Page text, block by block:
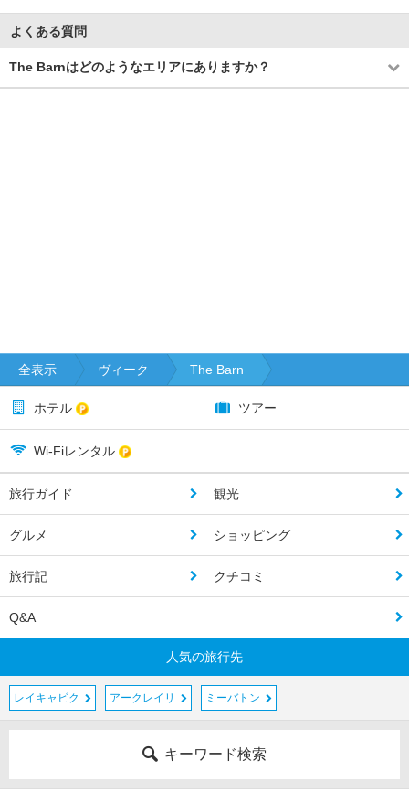
よくある質問
The Barnはどのようなエリアにありますか？
全表示 ヴィーク The Barn
ホテル ツアー
Wi-Fiレンタル
旅行ガイド 観光
グルメ ショッピング
旅行記 クチコミ
Q&A
人気の旅行先
レイキャビク アークレイリ ミーバトン
キーワード検索